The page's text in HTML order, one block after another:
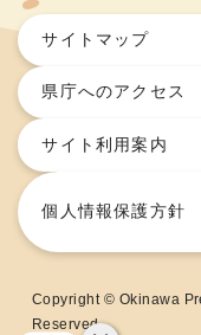
サイトマップ
県庁へのアクセス
サイト利用案内
個人情報保護方針
Copyright © Okinawa
Reserved.